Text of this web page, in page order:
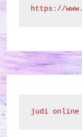
https://
judi online